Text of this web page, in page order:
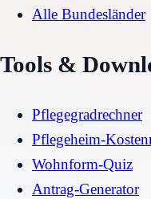
Alle Bundesländer
Tools &
Pflegegradrechner
Pflegeheim-
Wohnform-Quiz
Antrag-Generator